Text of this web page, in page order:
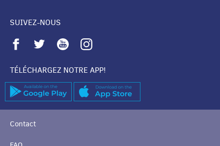
SUIVEZ-NOUS
TÉLÉCHARGEZ NOTRE APP!
Contact